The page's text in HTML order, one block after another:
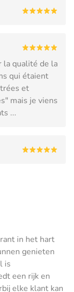
la qualité de la
qui étaient
et
mais je viens
...
in het hart
genieten
is
een rijk en
elke klant kan